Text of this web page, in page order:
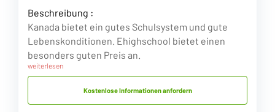
Beschreibung :
Kanada bietet ein gutes Schulsystem und gute
Lebenskonditionen. Ehighschool bietet einen
besonders guten Preis an.
weiterlesen
Kostenlose Informationen anfordern